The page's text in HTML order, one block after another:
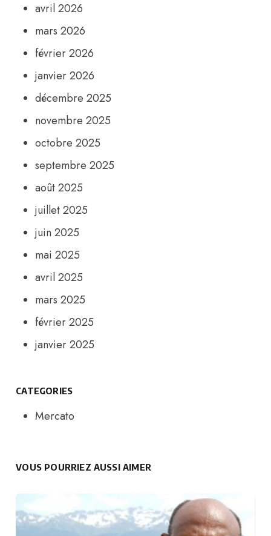
avril 2026
mars 2026
février 2026
janvier 2026
décembre 2025
novembre 2025
octobre 2025
septembre 2025
août 2025
juillet 2025
juin 2025
mai 2025
avril 2025
mars 2025
février 2025
janvier 2025
CATEGORIES
Mercato
VOUS POURRIEZ AUSSI AIMER